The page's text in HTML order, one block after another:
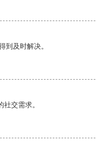
到及时解决。
交需求。